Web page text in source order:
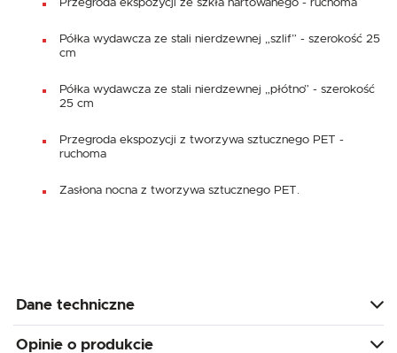
Półka wydawcza ze stali nierdzewnej „szlif” - szerokość 25
cm
Półka wydawcza ze stali nierdzewnej „płótno” - szerokość
25 cm
Przegroda ekspozycji z tworzywa sztucznego PET -
ruchoma
Zasłona nocna z tworzywa sztucznego PET.
Dane techniczne
Opinie o produkcie